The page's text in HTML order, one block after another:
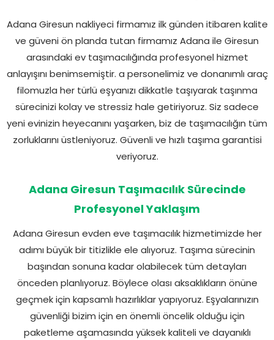
Adana Giresun nakliyeci firmamız ilk günden itibaren kalite
ve güveni ön planda tutan firmamız Adana ile Giresun
arasındaki ev taşımacılığında profesyonel hizmet
anlayışını benimsemiştir. a personelimiz ve donanımlı araç
filomuzla her türlü eşyanızı dikkatle taşıyarak taşınma
sürecinizi kolay ve stressiz hale getiriyoruz. Siz sadece
yeni evinizin heyecanını yaşarken, biz de taşımacılığın tüm
zorluklarını üstleniyoruz. Güvenli ve hızlı taşıma garantisi
veriyoruz.
Adana Giresun Taşımacılık Sürecinde
Profesyonel Yaklaşım
Adana Giresun evden eve taşımacılık hizmetimizde her
adımı büyük bir titizlikle ele alıyoruz. Taşıma sürecinin
başından sonuna kadar olabilecek tüm detayları
önceden planlıyoruz. Böylece olası aksaklıkların önüne
geçmek için kapsamlı hazırlıklar yapıyoruz. Eşyalarınızın
güvenliği bizim için en önemli öncelik olduğu için
paketleme aşamasında yüksek kaliteli ve dayanıklı